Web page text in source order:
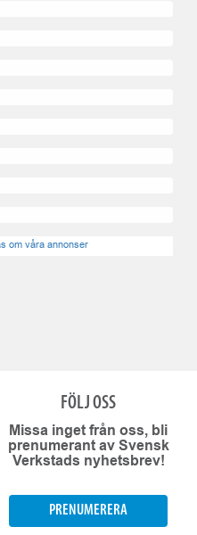
om våra annonser
FÖLJ OSS
Missa inget från oss, bli
prenumerant av Svensk
Verkstads nyhetsbrev!
PRENUMERERA